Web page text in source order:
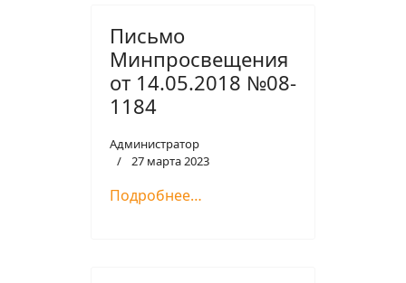
Письмо
Минпросвещения
от 14.05.2018 №08-
1184
Администратор
27 марта 2023
Подробнее…